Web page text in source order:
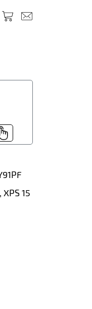
15